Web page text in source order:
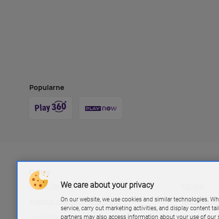
Popularne
O Play
Grupa Play
Investor relations P4 sp. z.o.o
Biuro
Blog Play
We care about your privacy
On our website, we use cookies and similar technologies.
service, carry out marketing activities, and display content
partners may also access information about your use of